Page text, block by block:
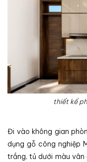
thiết kế
Đi vào không gian
dụng gỗ công nghiệp
trắng, tủ dưới màu